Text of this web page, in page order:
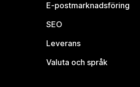
E-postmarknadsföring
SEO
Leverans
Valuta och språk